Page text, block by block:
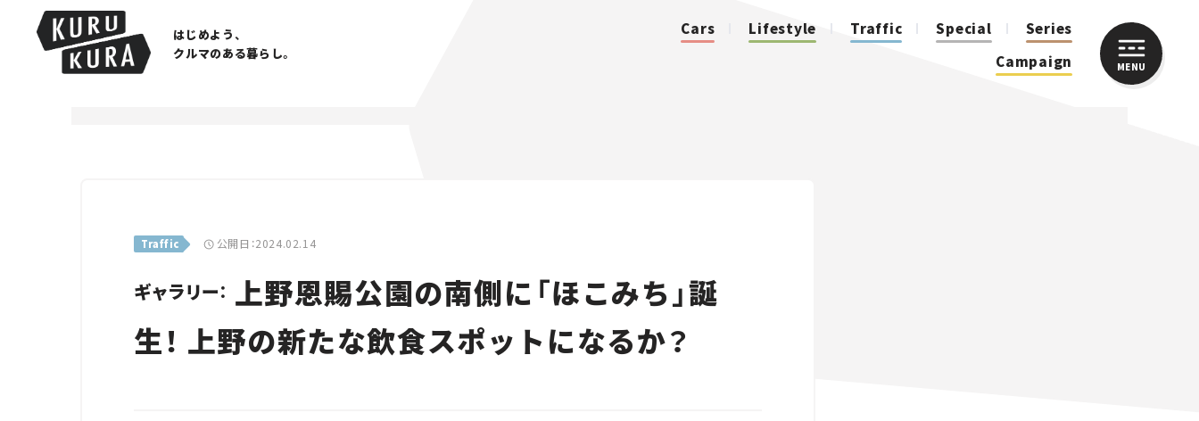
はじめよう、
クルマのある暮らし。
Cars Lifestyle Traffic Special
Series
Campaign
MENU
Traffic 公開日：2024.02.14
ギャラリー： 上野恩賜公園の南側に「ほこみち」誕
生！ 上野の新たな飲食スポットになるか？
CLOSE
Traffic